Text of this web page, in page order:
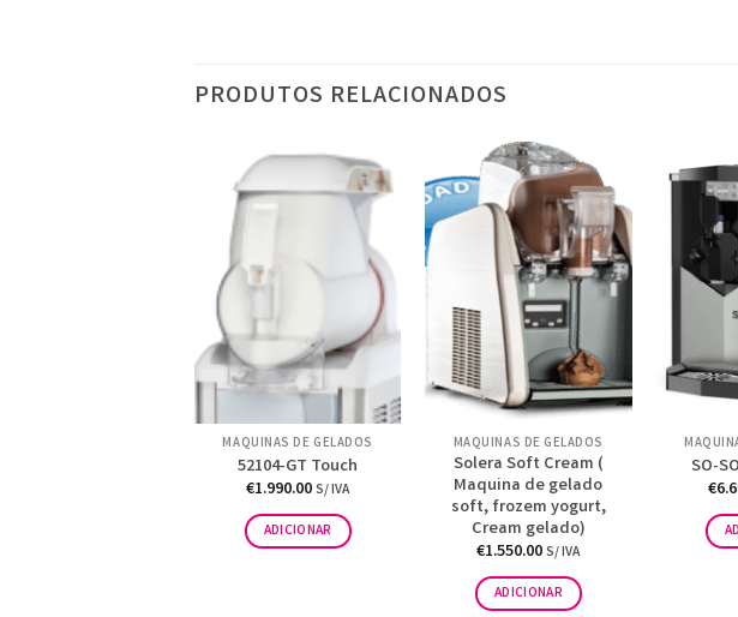
PRODUTOS RELACIONADOS
MÁQUINAS DE GELADOS
52104-GT Touch
€1.990.00S/ IVA
ADICIONAR
MÁQUINAS DE GELADOS
Solera Soft Cream (
Maquina de gelado
soft, frozem yogurt,
Cream gelado)
€1.550.00S/ IVA
ADICIONAR
SO-
€